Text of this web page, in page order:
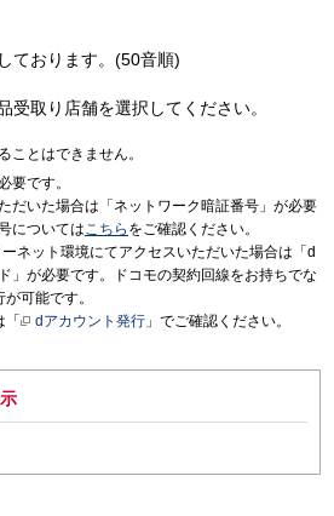
ております。(50音順)
受取り店舗を選択してください。
ことはできません。
要です。
だいた場合は「ネットワーク暗証番号」が必要
についてはこちら をご確認ください。
ネット環境にてアクセスいただいた場合は「d
」が必要です。ドコモの契約回線をお持ちでな
可能です。
dアカウント発行 」でご確認ください。